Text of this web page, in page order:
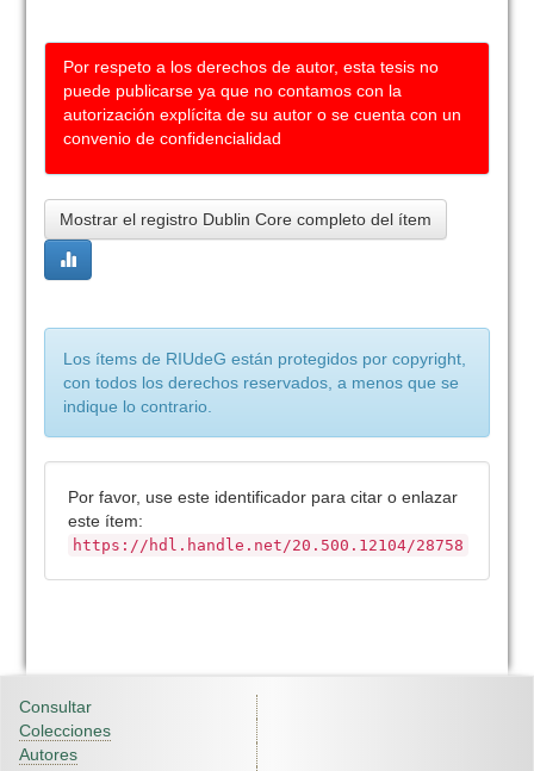
Por respeto a los derechos de autor, esta tesis no
puede publicarse ya que no contamos con la
autorización explícita de su autor o se cuenta con un
convenio de confidencialidad
Mostrar el registro Dublin Core completo del ítem
Los ítems de RIUdeG están protegidos por copyright,
con todos los derechos reservados, a menos que se
indique lo contrario.
Por favor, use este identificador para citar o enlazar
este ítem:
https://hdl.handle.net/20.500.12104/28758
Consultar
Colecciones
Autores